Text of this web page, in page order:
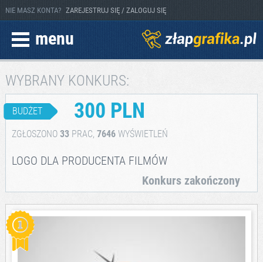
NIE MASZ KONTA? ZAREJESTRUJ SIĘ / ZALOGUJ SIĘ
menu
WYBRANY KONKURS:
BUDŻET 300 PLN
ZGŁOSZONO 33PRAC, 7646WYŚWIETLEŃ
LOGO DLA PRODUCENTA FILMÓW
Konkurs zakończony